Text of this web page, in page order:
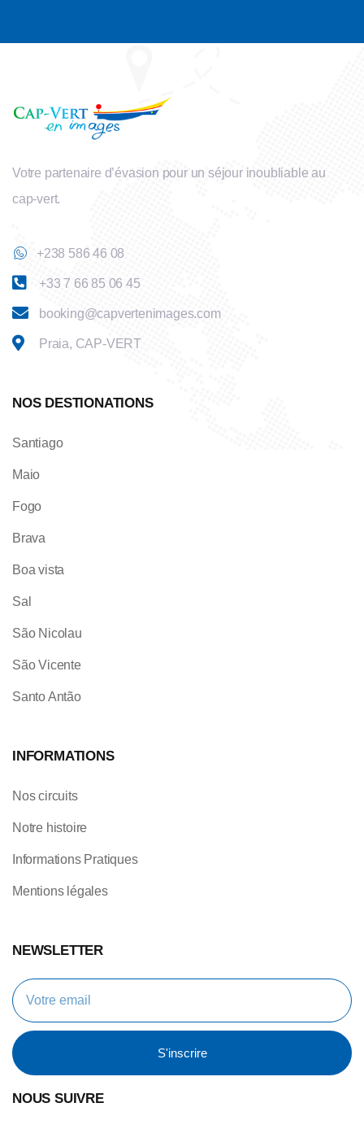
Votre partenaire d’évasion pour un séjour inoubliable au
cap-vert.
+238 586 46 08
+33 7 66 85 06 45
booking@capvertenimages.com
Praia, CAP-VERT
NOS DESTIONATIONS
Santiago
Maio
Fogo
Brava
Boa vista
Sal
São Nicolau
São Vicente
Santo Antão
INFORMATIONS
Nos circuits
Notre histoire
Informations Pratiques
Mentions légales
NEWSLETTER
S'inscrire
NOUS SUIVRE